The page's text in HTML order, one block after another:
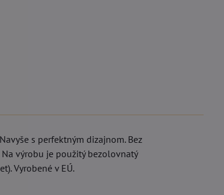
s perfektným dizajnom. Bez
výrobu je použitý bezolovnatý
Vyrobené v EÚ.